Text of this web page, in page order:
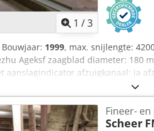
1 /3
Bouwjaar: 1999, max. snijlengte:
Ageksf zaagblad diameter: 180
aanslagindicator afzuigkanaal: ja
handmatig groefbeitel: met
gewicht (ongeveer): 950 kg
80 mm opslaglocatie: Nattheim
Fineer-
Scheer